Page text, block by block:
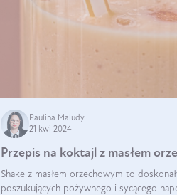
Paulina Maludy
21 kwi 2024
Przepis na koktajl z masłem
Shake z masłem orzechowym to
poszukujących pożywnego i sycącego